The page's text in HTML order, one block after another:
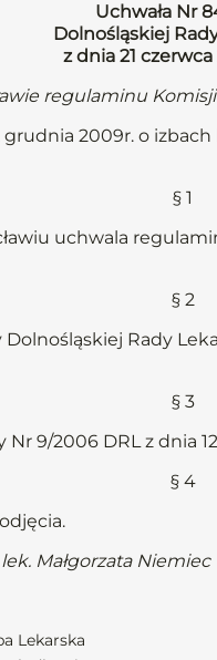
Uchwała Nr
Dolnośląskiej
z dnia 21
regulaminu Komisji
2009r. o
§ 1
uchwala
§ 2
Rady
§ 3
Nr 9/2006 DRL z dnia
§ 4
Małgorzata Niemiec
Lekarska